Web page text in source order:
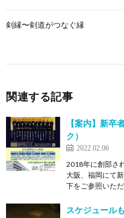
剣縁〜剣道がつなぐ縁
関連する記事
【案内】新卒
ク）
2022.02.06
2018年に創部さ
大阪、福岡にて
下をご参照いた
スケジュール